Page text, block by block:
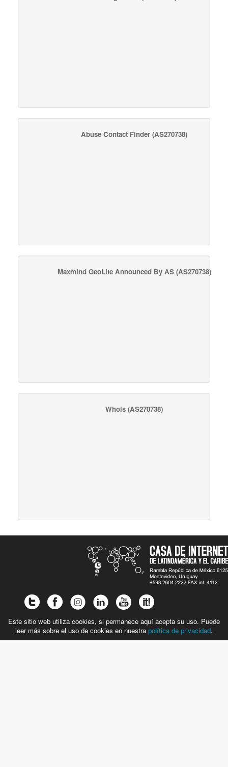
Abuse Contact Finder (AS270738)
Maxmind GeoLite Announced By AS(AS270738)
Whois (AS270738)
Este sitio web utiliza cookies, si permanece aquí acepta su uso. Puede
leer más sobre el uso de cookies en nuestra política de privacidad.